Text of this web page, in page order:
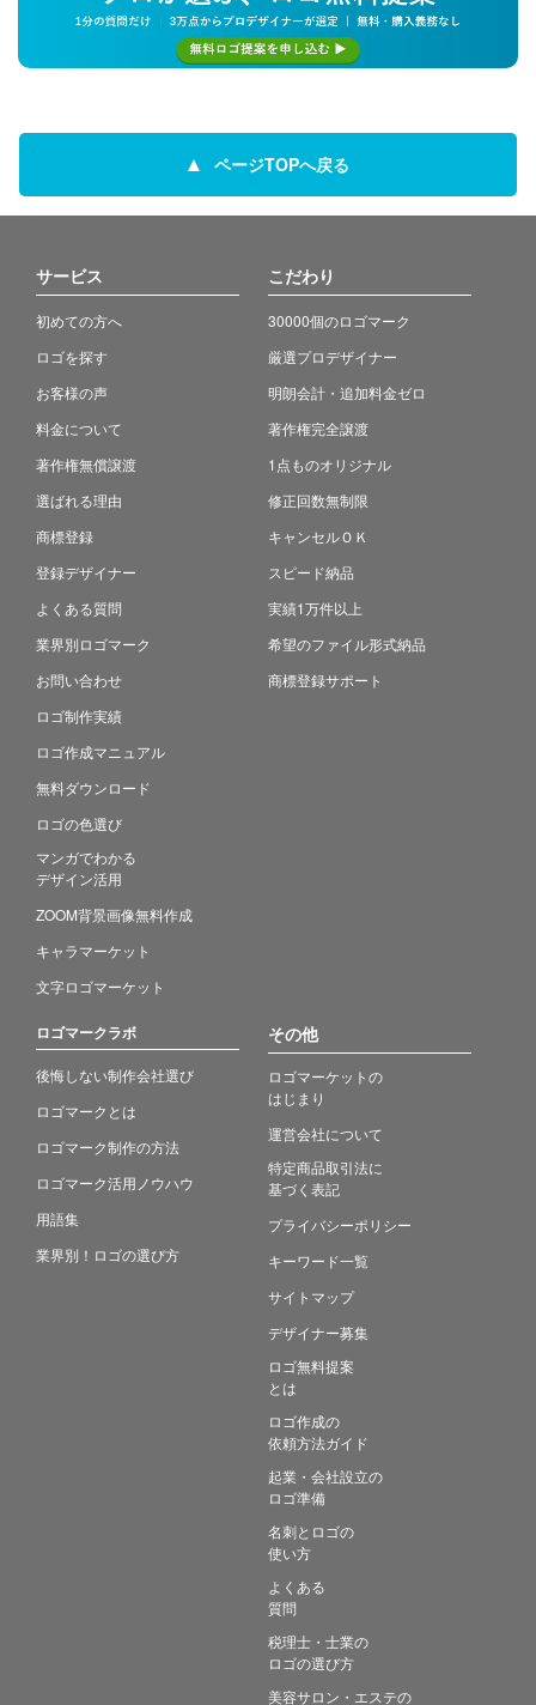
ページTOPへ戻る
サービス
初めての方へ
ロゴを探す
お客様の声
料金について
著作権無償譲渡
選ばれる理由
商標登録
登録デザイナー
よくある質問
業界別ロゴマーク
お問い合わせ
ロゴ制作実績
ロゴ作成マニュアル
無料ダウンロード
ロゴの色選び
マンガでわかる
デザイン活用
ZOOM背景画像無料作成
キャラマーケット
文字ロゴマーケット
こだわり
30000個のロゴマーク
厳選プロデザイナー
明朗会計・追加料金ゼロ
著作権完全譲渡
1点ものオリジナル
修正回数無制限
キャンセルＯＫ
スピード納品
実績1万件以上
希望のファイル形式納品
商標登録サポート
ロゴマークラボ
後悔しない制作会社選び
ロゴマークとは
ロゴマーク制作の方法
ロゴマーク活用ノウハウ
用語集
業界別！ロゴの選び方
その他
ロゴマーケットの
はじまり
運営会社について
特定商品取引法に
基づく表記
プライバシーポリシー
キーワード一覧
サイトマップ
デザイナー募集
ロゴ無料提案
とは
ロゴ作成の
依頼方法ガイド
起業・会社設立の
ロゴ準備
名刺とロゴの
使い方
よくある
質問
税理士・士業の
ロゴの選び方
美容サロン・エステの